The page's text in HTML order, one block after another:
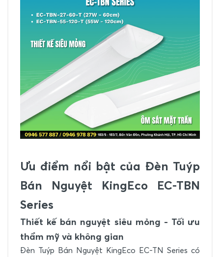
Ưu điểm nổi bật của Đèn Tuýp
Bán Nguyệt KingEco EC-TBN
Series
Thiết kế bán nguyệt siêu mỏng - Tối ưu
thẩm mỹ và không gian
Đèn Tuýp Bán Nguyệt KingEco EC-TN Series có